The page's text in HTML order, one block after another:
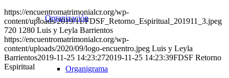
Organización
Organigrama
https://encuentromatrimonialcr.org/wp-
content/uploads/2019/11/FDSF_Retorno_Espiritual_201911_3.jpeg
720 1280 Luis y Leyla Barrientos
https://encuentromatrimonialcr.org/wp-
content/uploads/2020/09/logo-encuentro.jpeg Luis y Leyla
Barrientos2019-11-25 14:23:272019-11-25 14:23:39FDSF Retorno
Espiritual